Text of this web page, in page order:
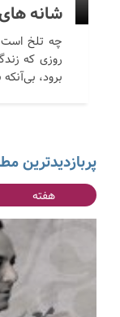
شانه
چه تلخ
روزی که
برود،
پربازدیدترین
هفته